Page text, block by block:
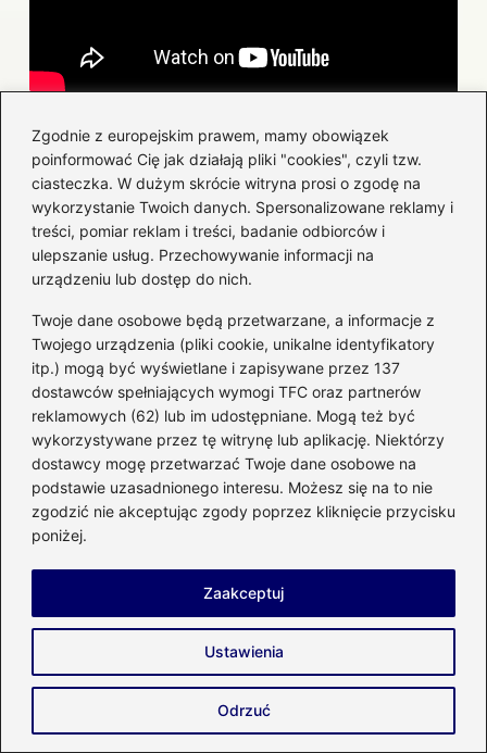
Zgodnie z europejskim prawem, mamy obowiązek
poinformować Cię jak działają pliki "cookies", czyli tzw.
ciasteczka. W dużym skrócie witryna prosi o zgodę na
wykorzystanie Twoich danych. Spersonalizowane reklamy i
treści, pomiar reklam i treści, badanie odbiorców i
ulepszanie usług. Przechowywanie informacji na
urządzeniu lub dostęp do nich.
Twoje dane osobowe będą przetwarzane, a informacje z
Twojego urządzenia (pliki cookie, unikalne identyfikatory
itp.) mogą być wyświetlane i zapisywane przez 137
dostawców spełniających wymogi TFC oraz partnerów
reklamowych (62) lub im udostępniane. Mogą też być
wykorzystywane przez tę witrynę lub aplikację. Niektórzy
dostawcy mogę przetwarzać Twoje dane osobowe na
podstawie uzasadnionego interesu. Możesz się na to nie
zgodzić nie akceptując zgody poprzez kliknięcie przycisku
poniżej.
Ustawienia
Odrzuć
Zaakceptuj
Powiązane wpisy:
Nowy dom i ulga termomodernizacyjna –
jak zaoszczędzić na budowie?
Zainstaluj podgrzewanie foteli w swoim
aucie – krok po kroku
Czy to złoto w domu? Sprawdź, zanim
złożysz zamówienie na wycenę!
Odkryj, jakie pigmenty do farb nadadzą
Twoim projektom niepowtarzalny
charakter
Sekrety malowania nieba farbami: jak
uchwycić magię w Twoim obrazie
Skuteczne metody na uszczelnienie
pompy wspomagania w samochodzie
Praktyczny przewodnik: Jak skutecznie
zamontować filtr odwróconej osmozy w